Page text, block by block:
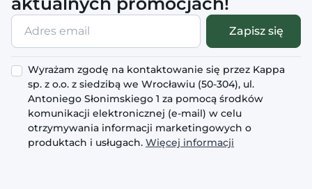
Adres
email
Zapisz się
Wyrażam zgodę na kontaktowanie się przez Kappa
sp. z o.o. z siedzibą we Wrocławiu (50-304), ul.
Antoniego Słonimskiego 1 za pomocą środków
komunikacji elektronicznej (e-mail) w celu
otrzymywania informacji marketingowych o
produktach i usługach. Więcej informacji